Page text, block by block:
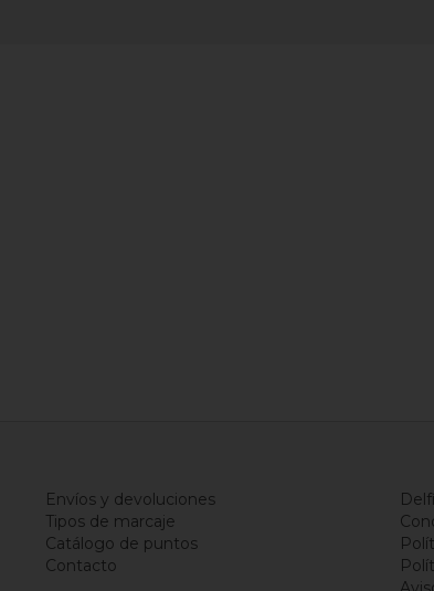
Envíos y devoluciones
Tipos de marcaje
Catálogo de puntos
Contacto